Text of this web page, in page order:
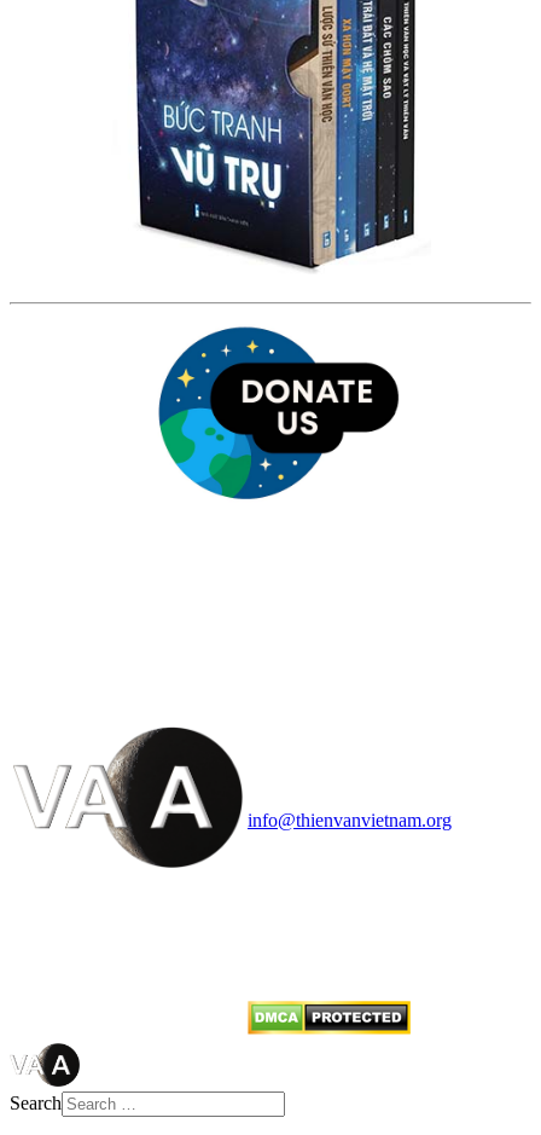
info@thienvanvietnam.org
Search